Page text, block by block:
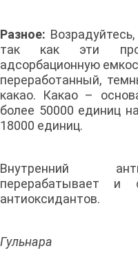
Разное:
так как эти
адсорбационную
переработанный,
какао. Какао –
более 50000 единиц
18000 единиц.
Внутренний
перерабатывает и
антиоксидантов.
Гульнара